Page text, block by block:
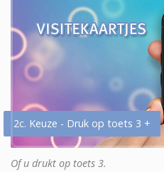
2c. Keuze - Druk op toets 3 +
Of u drukt op toets 3.